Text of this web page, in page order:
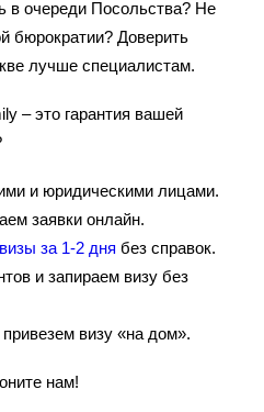
в очереди Посольства? Не
бюрократии? Доверить
лучше специалистам.
– это гарантия вашей
и юридическими лицами.
заявки онлайн.
за 1-2 дня без справок.
и запираем визу без
визу «на дом».
нам!